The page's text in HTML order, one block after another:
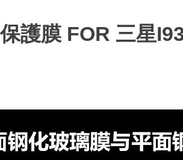
護膜 FOR 三星